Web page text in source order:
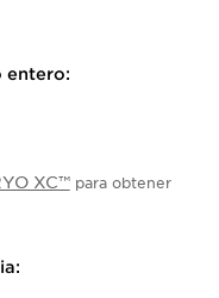
entero:
XC™para obtener